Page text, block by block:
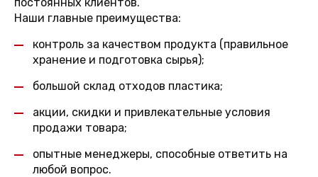
Наши главные преимущества:
контроль за качеством продукта (правильное
хранение и подготовка сырья);
большой склад отходов пластика;
акции, скидки и привлекательные условия
продажи товара;
опытные менеджеры, способные ответить на
любой вопрос.